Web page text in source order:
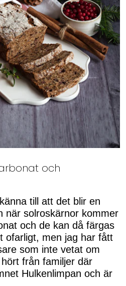
och
till att det blir en
när solroskärnor kommer
och de kan då färgas
ofarligt, men jag har fått
som inte vetat om
från familjer där
Hulkenlimpan och är